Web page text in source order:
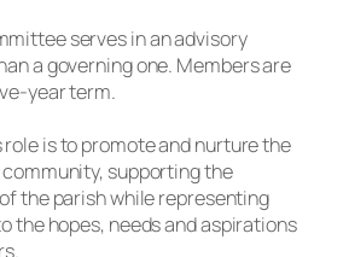
serves in an advisory
a governing one. Members are
year term.
role is to promote and nurture the
supporting the
the parish while representing
the hopes, needs and aspirations